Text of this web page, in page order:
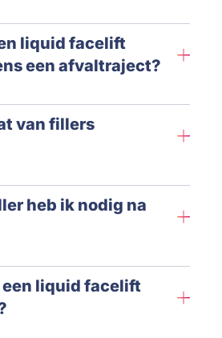
liquid facelift
een afvaltraject?
van fillers
heb ik nodig na
een liquid facelift